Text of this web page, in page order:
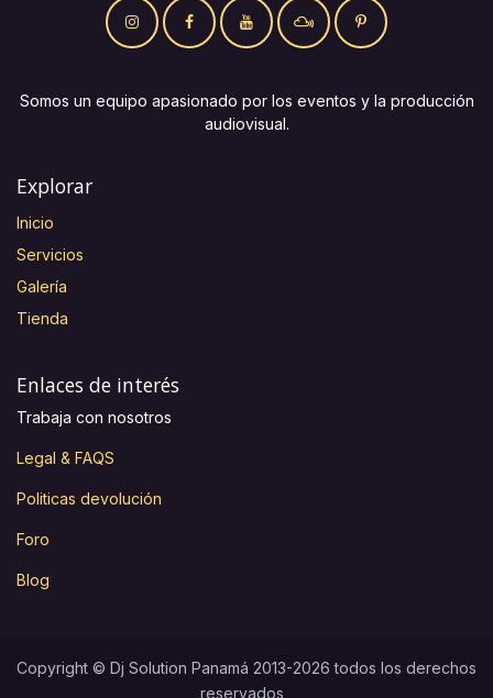
Somos un equipo apasionado por los eventos y la producción
audiovisual.
Explorar
Inicio
Servicios
Galería
Tienda
Enlaces de interés
Trabaja con nosotros
Legal & FAQS
Politicas devolución
Foro
Blog
Copyright © Dj Solution Panamá 2013-2026 todos los derechos
reservados